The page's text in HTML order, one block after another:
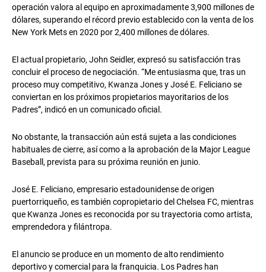
operación valora al equipo en aproximadamente 3,900 millones de
dólares, superando el récord previo establecido con la venta de los
New York Metsen 2020 por 2,400 millones de dólares.
El actual propietario, John Seidler, expresó su satisfacción tras
concluir el proceso de negociación. “Me entusiasma que, tras un
proceso muy competitivo, Kwanza Jones y José E. Feliciano se
conviertan en los próximos propietarios mayoritarios de los
Padres”, indicó en un comunicado oficial.
No obstante, la transacción aún está sujeta a las condiciones
habituales de cierre, así como a la aprobación de la Major League
Baseball , prevista para su próxima reunión en junio.
José E. Feliciano, empresario estadounidense de origen
puertorriqueño, es también copropietario del Chelsea FC, mientras
que Kwanza Jones es reconocida por su trayectoria como artista,
emprendedora y filántropa.
El anuncio se produce en un momento de alto rendimiento
deportivo y comercial para la franquicia. Los Padres han